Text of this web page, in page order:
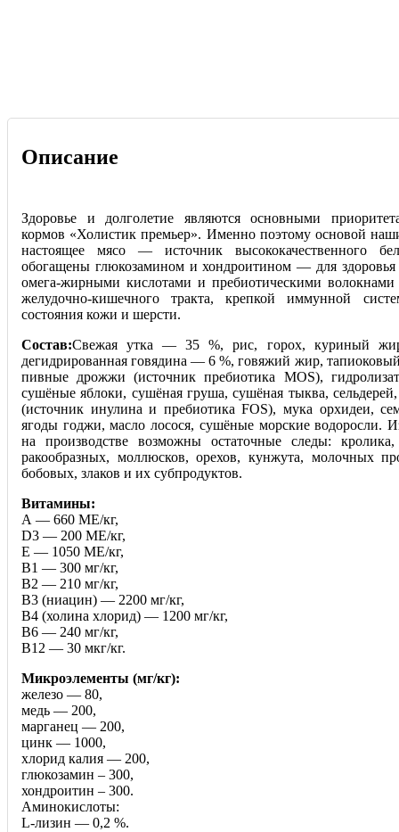
Описание
Здоровье и долголетие являются основными
кормов «Холистик премьер». Именно поэтому основой
настоящее мясо — источник высококачественного
обогащены глюкозамином и хондроитином — для здоровья
омега-жирными кислотами и пребиотическими
желудочно-кишечного тракта, крепкой иммунной
состояния кожи и шерсти.
Состав:Свежая утка — 35 %, рис, горох, куриный
дегидрированная говядина — 6 %, говяжий жир,
пивные дрожжи (источник пребиотика MOS),
сушёные яблоки, сушёная груша, сушёная тыква,
(источник инулина и пребиотика FOS), мука орхидеи,
ягоды годжи, масло лосося, сушёные морские водоросли.
на производстве возможны остаточные следы:
ракообразных, моллюсков, орехов, кунжута, молочных
бобовых, злаков и их субпродуктов.
Витамины:
А — 660 МЕ/кг,
D3 — 200 МЕ/кг,
E — 1050 МЕ/кг,
B1 — 300 мг/кг,
B2 — 210 мг/кг,
B3 (ниацин) — 2200 мг/кг,
В4 (холина хлорид) — 1200 мг/кг,
B6 — 240 мг/кг,
B12 — 30 мкг/кг.
Микроэлементы (мг/кг):
железо — 80,
медь — 200,
марганец — 200,
цинк — 1000,
хлорид калия — 200,
глюкозамин – 300,
хондроитин – 300.
Аминокислоты:
L-лизин — 0,2 %.